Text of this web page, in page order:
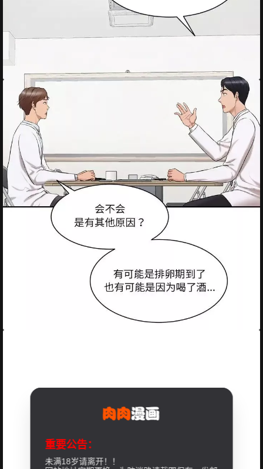
重要公告：
未满18岁请离开！！